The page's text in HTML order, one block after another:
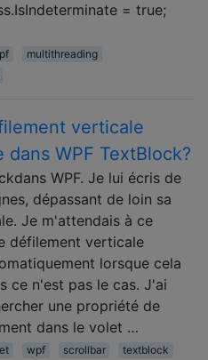
= true;
multithreading
verticale
dans WPF TextBlock?
WPF. Je lui écris de
dépassant de loin sa
Je m'attendais à ce
défilement verticale
lorsque cela
ce n'est pas le cas. J'ai
une propriété de
dans le volet …
wpf scrollbar textblock